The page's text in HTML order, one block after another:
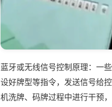
蓝牙或无线信号控制原理：一
设好牌型等指令，发送信号给
机洗牌、码牌过程中进行干预，